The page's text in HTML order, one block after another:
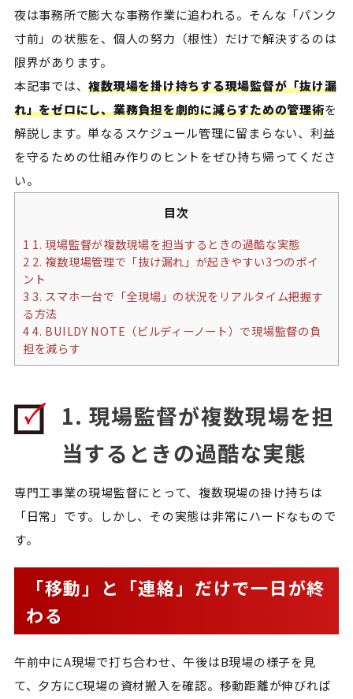
夜は事務所で膨大な事務作業に追われる。そんな「パンク
寸前」の状態を、個人の努力（根性）だけで解決するのは
限界があります。
本記事では、複数現場を掛け持ちする現場監督が「抜け漏
れ」をゼロにし、業務負担を劇的に減らすための管理術を
解説します。単なるスケジュール管理に留まらない、利益
を守るための仕組み作りのヒントをぜひ持ち帰ってくださ
い。
目次
1 1. 現場監督が複数現場を担当するときの過酷な実態
2 2. 複数現場管理で「抜け漏れ」が起きやすい3つのポイ
ント
3 3. スマホ一台で「全現場」の状況をリアルタイム把握す
る方法
44. BUILDY NOTE（ビルディーノート）で現場監督の負
担を減らす
1. 現場監督が複数現場を担
当するときの過酷な実態
専門工事業の現場監督にとって、複数現場の掛け持ちは
「日常」です。しかし、その実態は非常にハードなもので
す。
「移動」と「連絡」だけで一日が終
わる
午前中にA現場で打ち合わせ、午後はB現場の様子を見
て、夕方にC現場の資材搬入を確認。移動距離が伸びれば